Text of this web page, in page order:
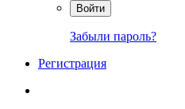
Войти
Забыли пароль?
Регистрация